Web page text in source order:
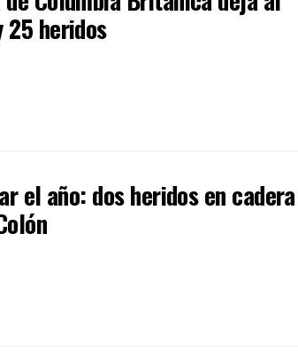
25 heridos
el año: dos heridos en